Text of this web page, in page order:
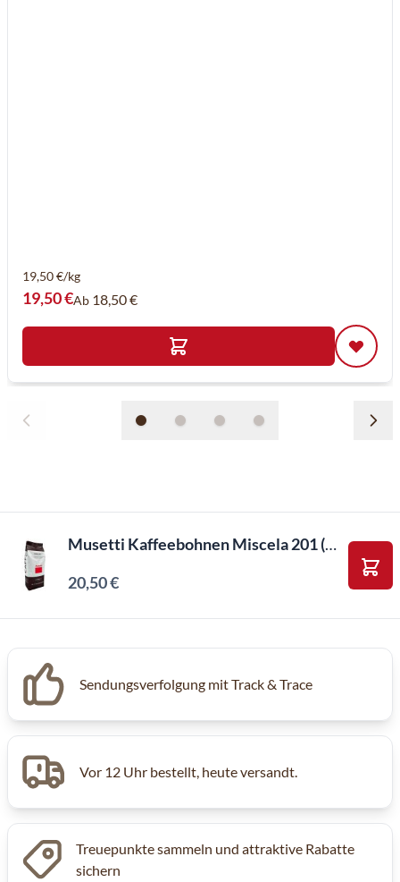
19,50 €/kg
19,50 €Ab 18,50 €
Musetti Kaffeebohnen Miscela 201 (1Kg)
20,50 €
In
Sendungsverfolgung mit Track & Trace
Vor 12 Uhr bestellt, heute versandt.
Treuepunkte sammeln und attraktive Rabatte
sichern